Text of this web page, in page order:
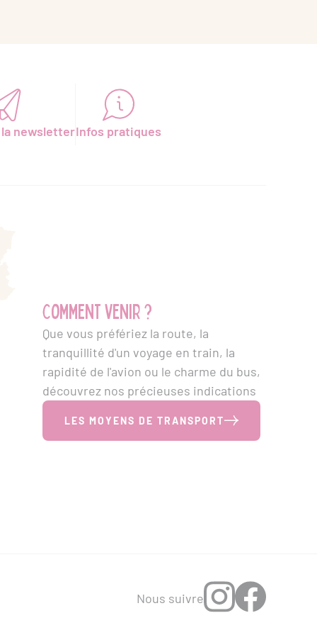
newsletterInfos pratiques
Comment venir ?
Que vous préfériez la route, la
tranquillité d'un voyage en train, la
rapidité de l'avion ou le charme du bus,
découvrez nos précieuses indications
LES MOYENS DE TRANSPORT
Nous suivre